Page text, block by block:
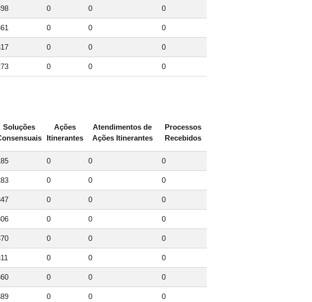
0 0 0
0 0 0
0 0 0
0 0 0
Soluções
Ações
Itinerantes
Atendimentos de
Ações Itinerantes
Processos
Recebidos
0 0 0
0 0 0
0 0 0
0 0 0
0 0 0
0 0 0
0 0 0
0 0 0